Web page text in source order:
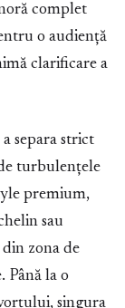
complet
o audiență
clarificare a
separa strict
turbulențele
premium,
sau
zona de
Până la o
singura